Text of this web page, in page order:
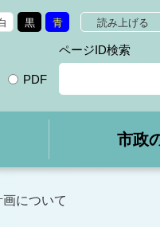
黒 青 読み上げる
PDF
ページID検索
市政
について